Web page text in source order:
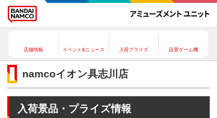
店舗情報 イベント&ニュース 入荷プライズ 設置ゲーム機
namcoイオン具志川店
入荷景品・プライズ情報